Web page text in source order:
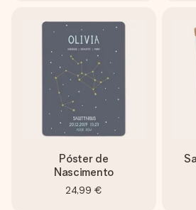
Póster de
Nascimento
24,99 €